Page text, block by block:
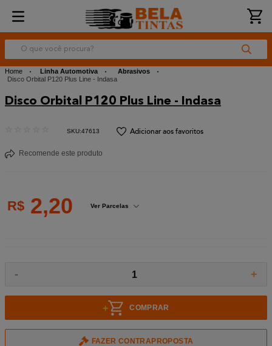
O que você procura?
Linha Automotiva
Abrasivos
Disco Orbital P120 Plus Line - Indasa
Disco Orbital P120 Plus Line - Indasa
:47613
Recomende este produto
R$ 2,20 Ver Parcelas
- 1 +
+ COMPRAR
FAZER CONTRAPROPOSTA